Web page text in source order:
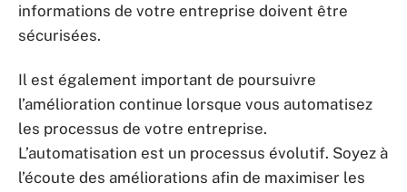
informations de votre entreprise doivent être
sécurisées.
Il est également important de poursuivre
l’amélioration continue lorsque vous automatisez
les processus de votre entreprise.
L’automatisation est un processus évolutif. Soyez à
l’écoute des améliorations afin de maximiser les